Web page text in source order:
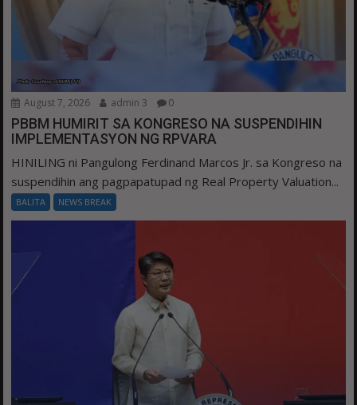
August 7, 2026 admin 3 0
PBBM HUMIRIT SA KONGRESO NA SUSPENDIHIN
IMPLEMENTASYON NG RPVARA
HINILING ni Pangulong Ferdinand Marcos Jr. sa Kongreso na
suspendihin ang pagpapatupad ng Real Property Valuation...
BALITA NEWS BREAK